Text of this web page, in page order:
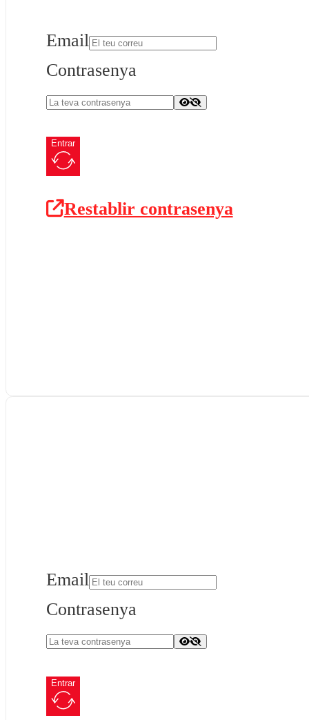
Email
Contrasenya
Entrar
Restablir contrasenya
Email
Contrasenya
Entrar